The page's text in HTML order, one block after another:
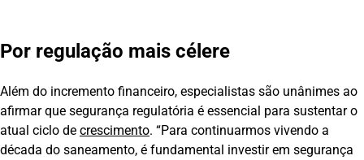
Por regulação mais célere
Além do incremento financeiro, especialistas são unânimes ao
afirmar que segurança regulatória é essencial para sustentar o
atual ciclo de crescimento. “Para continuarmos vivendo a
década do saneamento, é fundamental investir em segurança